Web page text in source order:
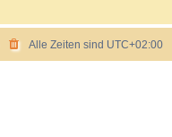
Alle Zeiten sind UTC+02:00